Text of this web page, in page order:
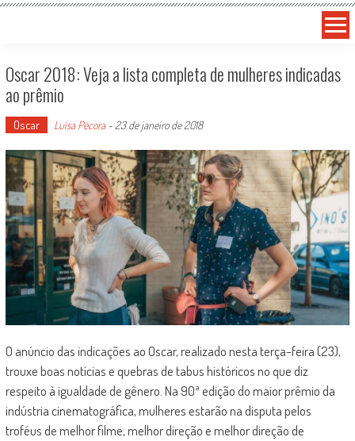
Oscar 2018: Veja a lista completa de mulheres indicadas
ao prêmio
Oscar Luísa Pécora- 23 de janeiro de 2018
O anúncio das indicações ao Oscar, realizado nesta terça-feira (23),
trouxe boas notícias e quebras de tabus históricos no que diz
respeito à igualdade de gênero. Na 90ª edição do maior prêmio da
indústria cinematográfica, mulheres estarão na disputa pelos
troféus de melhor filme, melhor direção e melhor direção de